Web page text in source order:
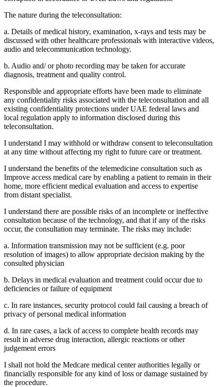
The nature during the teleconsultation:
a. Details of medical history, examination, x-rays and tests may be
discussed with other healthcare professionals with interactive videos,
audio and telecommunication technology.
b. Audio and/ or photo recording may be taken for accurate
diagnosis, treatment and quality control.
Responsible and appropriate efforts have been made to eliminate
any confidentiality risks associated with the teleconsultation and all
existing confidentiality protections under UAE federal laws and
local regulation apply to information disclosed during this
teleconsultation.
I understand I may withhold or withdraw consent to teleconsultation
at any time without affecting my right to future care or treatment.
I understand the benefits of the telemedicine consultation such as
Improve access medical care by enabling a patient to remain in their
home, more efficient medical evaluation and access to expertise
from distant specialist.
I understand there are possible risks of an incomplete or ineffective
consultation because of the technology, and that if any of the risks
occur, the consultation may terminate. The risks may include:
a. Information transmission may not be sufficient (e.g. poor
resolution of images) to allow appropriate decision making by the
consulted physician
b. Delays in medical evaluation and treatment could occur due to
deficiencies or failure of equipment
c. In rare instances, security protocol could fail causing a breach of
privacy of personal medical information
d. In rare cases, a lack of access to complete health records may
result in adverse drug interaction, allergic reactions or other
judgement errors
I shall not hold the Medcare medical center authorities legally or
financially responsible for any kind of loss or damage sustained by
the procedure.